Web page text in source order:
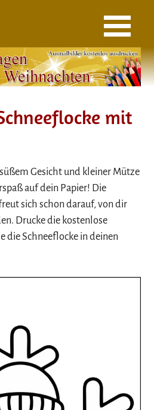
mit
Gesicht und kleiner Mütze
auf dein Papier! Die
sich schon darauf, von dir
Drucke die kostenlose
die Schneeflocke in deinen